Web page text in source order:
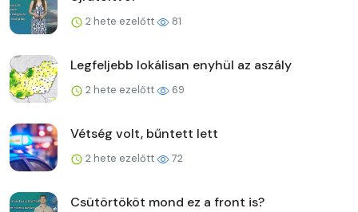
2 hete ezelőtt 81
Legfeljebb lokálisan enyhül az aszály
2 hete ezelőtt 69
Vétség volt, bűntett lett
2 hete ezelőtt 72
Csütörtököt mond ez a front is?